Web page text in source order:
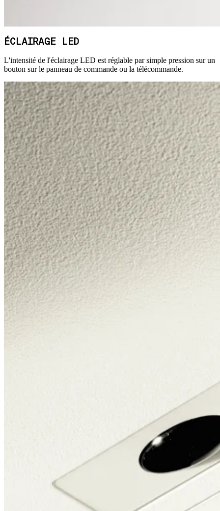
ÉCLAIRAGE LED
L'intensité de l'éclairage LED est réglable par simple pression sur un
bouton sur le panneau de commande ou la télécommande.